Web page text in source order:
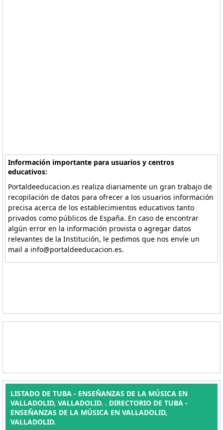
Información importante para usuarios y centros
educativos:
Portaldeeducacion.es realiza diariamente un gran trabajo de
recopilación de datos para ofrecer a los usuarios información
precisa acerca de los establecimientos educativos tanto
privados como públicos de España. En caso de encontrar
algún error en la información provista o agregar datos
relevantes de la Institución, le pedimos que nos envíe un
mail a info@portaldeeducacion.es.
LISTADO DE TUBA - ENSEÑANZAS DE LA MÚSICA EN
VALLADOLID, VALLADOLID. . DIRECTORIO DE TUBA -
ENSEÑANZAS DE LA MÚSICA EN VALLADOLID,
VALLADOLID.